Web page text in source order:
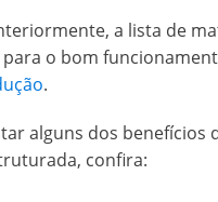
a lista de
o bom
.
alguns dos benefícios
confira: